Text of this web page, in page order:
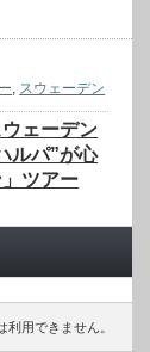
, スウェーデン
ウェーデン
ルパ”が心
ツアー
利用できません。